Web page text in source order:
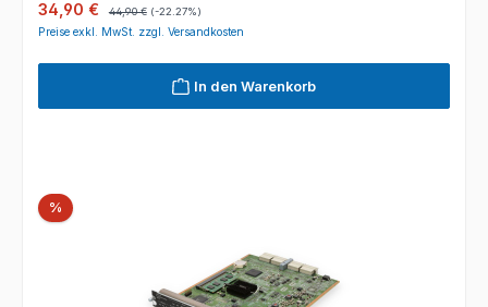
Verkaufspreis:
34,90 € Regulärer Preis:
44,90 € (-22.27%)
Preise exkl. MwSt. zzgl. Versandkosten
In den Warenkorb
%Rabatt